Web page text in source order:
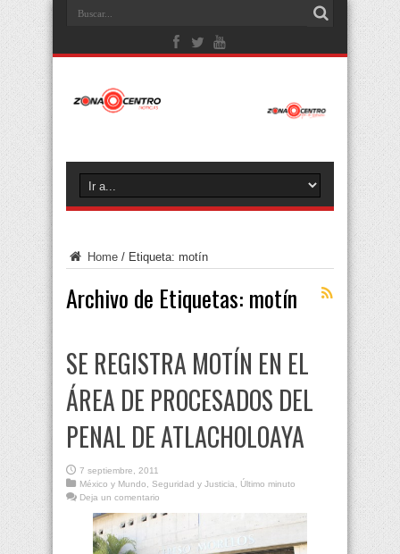
Home / Etiqueta: motín
Archivo de Etiquetas: motín
SE REGISTRA MOTÍN EN EL
ÁREA DE PROCESADOS DEL
PENAL DE ATLACHOLOAYA
7 septiembre, 2011
México y Mundo, Seguridad y Justicia, Último minuto
Deja un comentario